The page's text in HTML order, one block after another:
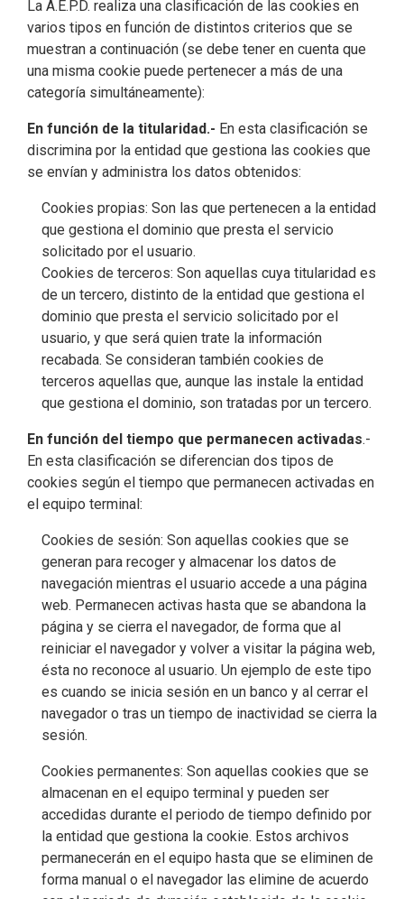
La A.E.P.D. realiza una clasificación de las cookies en
varios tipos en función de distintos criterios que se
muestran a continuación (se debe tener en cuenta que
una misma cookie puede pertenecer a más de una
categoría simultáneamente):
En función de la titularidad.- En esta clasificación se
discrimina por la entidad que gestiona las cookies que
se envían y administra los datos obtenidos:
Cookies propias: Son las que pertenecen a la entidad
que gestiona el dominio que presta el servicio
solicitado por el usuario.
Cookies de terceros: Son aquellas cuya titularidad es
de un tercero, distinto de la entidad que gestiona el
dominio que presta el servicio solicitado por el
usuario, y que será quien trate la información
recabada. Se consideran también cookies de
terceros aquellas que, aunque las instale la entidad
que gestiona el dominio, son tratadas por un tercero.
En función del tiempo que permanecen activadas.-
En esta clasificación se diferencian dos tipos de
cookies según el tiempo que permanecen activadas en
el equipo terminal:
Cookies de sesión: Son aquellas cookies que se
generan para recoger y almacenar los datos de
navegación mientras el usuario accede a una página
web. Permanecen activas hasta que se abandona la
página y se cierra el navegador, de forma que al
reiniciar el navegador y volver a visitar la página web,
ésta no reconoce al usuario. Un ejemplo de este tipo
es cuando se inicia sesión en un banco y al cerrar el
navegador o tras un tiempo de inactividad se cierra la
sesión.
Cookies permanentes: Son aquellas cookies que se
almacenan en el equipo terminal y pueden ser
accedidas durante el periodo de tiempo definido por
la entidad que gestiona la cookie. Estos archivos
permanecerán en el equipo hasta que se eliminen de
forma manual o el navegador las elimine de acuerdo